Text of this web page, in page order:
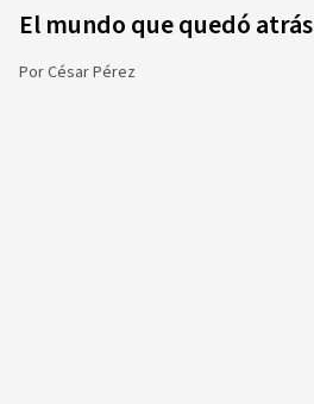
El mundo que quedó atrás
PorCésar Pérez